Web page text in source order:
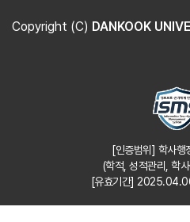
Copyright (C) DANKOOK
[인증범위] 학사행
(학적, 성적관리, 학
[유효기간]